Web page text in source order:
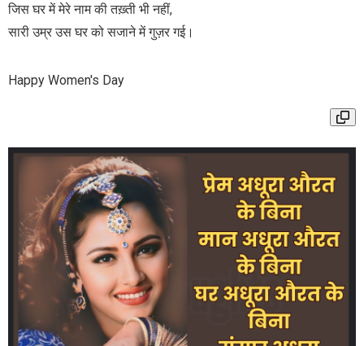
जिस घर में मेरे नाम की तख़्ती भी नहीं,
सारी उम्र उस घर को सजाने में गुज़र गई।
Happy Women's Day